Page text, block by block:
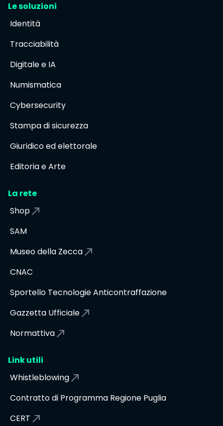
Le soluzioni
Identità
Tracciabilità
Digitale e IA
Numismatica
Cybersecurity
Stampa di sicurezza
Giuridico ed elettorale
Editoria e Arte
La rete
Shop
SAM
Museo della Zecca
CNAC
Sportello Tecnologie Anticontraffazione
Gazzetta Ufficiale
Normattiva
Link utili
Whistleblowing
Contratto di Programma Regione Puglia
CERT